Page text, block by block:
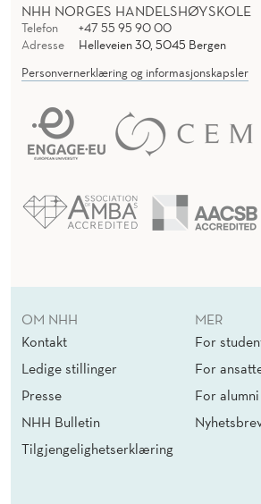
NHH NORGES HANDELSHØYSKOLE
Telefon
+47 55 95 90 00
Adresse
Helleveien 30, 5045 Bergen
Personvernerklæring og informasjonskapsler
OM NHH
Kontakt
Ledige stillinger
Presse
NHH Bulletin
Tilgjengelighetserklæring
MER
For
For
For alumni